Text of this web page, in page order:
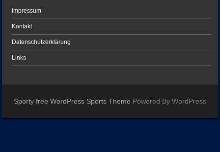
Impressum
Kontakt
Datenschutzerklärung
Links
Sporty free WordPress Sports Theme Powered By WordPress